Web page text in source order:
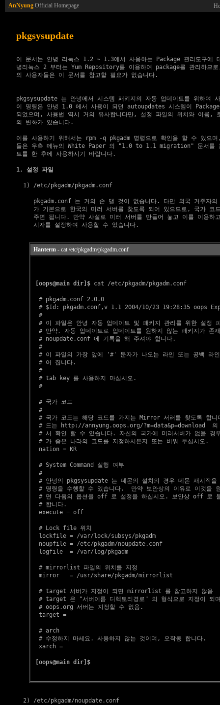
AnNyung Official Homepage
pkgsysupdate
이 문서는 안녕 리눅스 1.2 ~ 1.3에서 사용하는 Package 관리도구에
녕리눅스 2 부터는 Yum Repository를 이용하여 package를 관리하므
의 사용자들은 이 문서를 참고할 필요가 없습니다.
pkgsysupdate 는 안녕에서 시스템 패키지의 자동 업데이트를 위하여
이 명령은 안녕 1.0 에서 사용이 되던 autoupdates 시스템이
되었으며, 사용법 역시 거의 유사합니다만, 설정 파일의 위치와 이름,
의 변화가 있습니다.
이를 사용하기 위해서는 rpm -q pkgadm 명령으로 확인을 할 수 있으
들은 우측 메뉴의 White Paper 의 "1.0 to 1.1 migration" 문서를
트를 한 후에 사용하시기 바랍니다.
1. 설정 파일
  1) /etc/pkgadm/pkgadm.conf
pkgadm.conf 는 거의 손 댈 것이 없습니다. 다만 외국 거주자
가 기본으로 한국의 미러 서버를 찾도록 되어 있으므로, 국가 코
주면 됩니다. 만약 사설로 미러 서버를 만들어 놓고 이를 이용하
Hanterm - cat /etc/pkgadm/pkgadm.conf
[oops@main dir]$ cat /etc/pkgadm/pkgadm.conf
  # pkgadm.conf 2.0.0
# $Id: pkgadm.conf,v 1.1 2004/10/23 19:28:35 oops
  #
# 이 파일은 안녕 자동 업데이트 및 패키지 관리를 위한 설정
# 만약, 자동 업데이트로 업데이트를 원하지 않는 패키지가 존
  # noupdate.conf 에 기록을 해 주셔야 합니다.
  #
# 이 파일의 가장 앞에 '#' 문자가 나오는 라인 또는 공백 라
  # 어 집니다.
  #
  # tab key 를 사용하지 마십시오.
  #
  # 국가 코드
  #
# 국가 코드는 해당 코드를 가지는 Mirror 서러를 찾도록 합니
# 드는 http://annyung.oops.org/?m=data&p=download
# 서 확인 할 수 있습니다. 자신의 국가에 미러서버가 없을 경
  # 가 좋은 나라의 코드를 지정하시든지 또는 비워 두십시오.
  nation = KR
  # System Command 실행 여부
  #
# 안녕의 pkgsysupdate 는 데몬의 설치의 경우 데몬 재시작을
# 명령을 수행할 수 있습니다.  만약 보안상의 이유로 이것을
# 면 다음의 옵션을 off 로 설정을 하십시오. 보안상 off 로
  # 합니다.
  execute = off
  # Lock file 위치
  lockfile = /var/lock/subsys/pkgadm
  noupfile = /etc/pkgadm/noupdate.conf
  logfile  = /var/log/pkgadm
  # mirrorlist 파일의 위치를 지정
  mirror   = /usr/share/pkgadm/mirrorlist
  # target 서버가 지정이 되면 mirrorlist 를 참고하지 않음
# target 은 "서버이름 디렉토리경로" 의 형식으로 지정이 되
  # oops.org 서버는 지정할 수 없음.
  target =
  # arch
  # 수정하지 마세요. 사용하지 않는 것이며, 오작동 합니다.
  xarch =
[oops@main dir]$
  2) /etc/pkgadm/noupdate.conf